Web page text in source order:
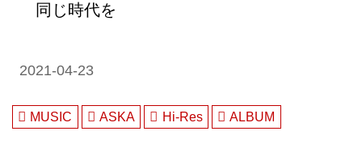
同じ時代を
2021-04-23
MUSIC ASKA Hi-Res ALBUM